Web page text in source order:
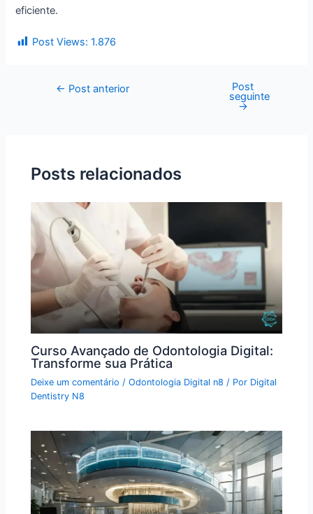
eficiente.
Post Views: 1.876
← Post anterior Post
seguinte
→
Posts relacionados
Curso Avançado de Odontologia Digital:
Transforme sua Prática
Deixe um comentário /Odontologia Digital n8 / Por Digital
Dentistry N8